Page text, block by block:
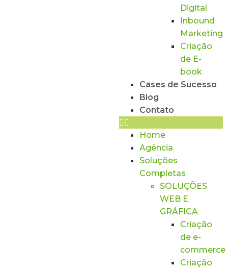
Digital
Inbound
Marketing
Criação
de E-
book
Cases de Sucesso
Blog
Contato
Home
Agência
Soluções
Completas
SOLUÇÕES
WEB E
GRÁFICA
Criação
de e-
commerce
Criação